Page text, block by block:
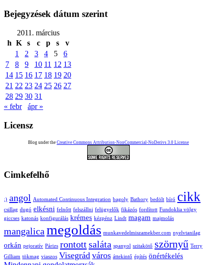
Bejegyzések dátum szerint
2011. március
h K s c p s
v
1
2 3 4 5
6
7
8 9 10 11 12 13
14 15 16 17 18 19 20
21 22 23 24 25 26 27
28 29 30 31
« febr
ápr »
Licensz
Blog under the Creative Commons Attribution-NonCommercial-NoDerivs 3.0 License
Cimkefelhő
;) angol Automated Continuous Integration bagoly Bathory bedölt bíró cikk
csillag dugó elkésni felnőtt felszállni felügyelők fikázós fordított Fundoklia völgy
giccses katonás konfigurálás krémes kézpénz Lindt magam majmolás
mangalica megoldás munkavedelmiszamekber.com nyelvtanilag
orkán pejoratív Párizs rontottsaláta spanyol szitakötő szörnyű Terry
Gilliam tökmag viaszos Visegrád város áttekintő építés önértékelés